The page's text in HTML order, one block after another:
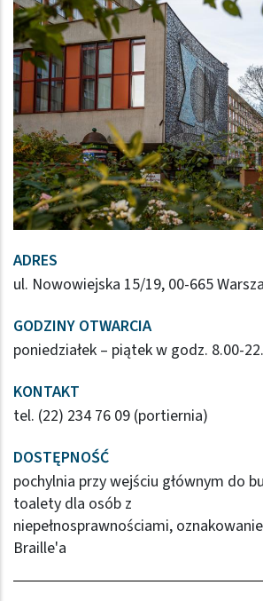
ADRES
ul. Nowowiejska 15/19, 00-665
GODZINY OTWARCIA
poniedziałek – piątek w godz. 8.00-
KONTAKT
tel. (22) 234 76 09 (portiernia)
DOSTĘPNOŚĆ
pochylnia przy wejściu głównym do
toalety dla osób z
niepełnosprawnościami,
Braille'a